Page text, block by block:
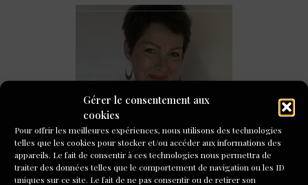
Gérer le consentement aux
cookies
Pour offrir les meilleures expériences, nous utilisons des technologies
telles que les cookies pour stocker et/ou accéder aux informations des
appareils. Le fait de consentir à ces technologies nous permettra de
traiter des données telles que le comportement de navigation ou les ID
uniques sur ce site. Le fait de ne pas consentir ou de retirer son
Marie Boulic : comment faire émerger un projet
romanesque ?
CONCOURS DE NOUVELLES
2026